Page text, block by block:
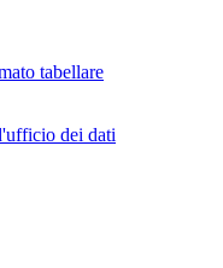
tabellare
dei dati